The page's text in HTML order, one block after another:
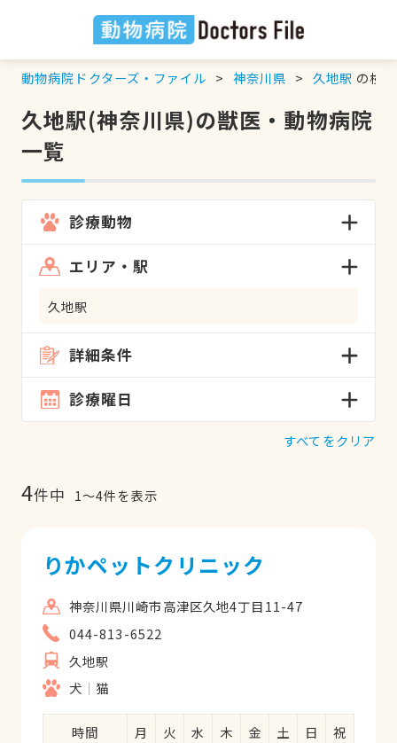
動物病院ドクターズ・ファイル 神奈川県 久地駅 の検
久地駅(神奈川県)の獣医・動物病院
一覧
診療動物
エリア・駅
久地駅
詳細条件
診療曜日
すべてをクリア
4件中 1〜4件を表示
りかペットクリニック
神奈川県川崎市高津区久地4丁目11-47
044-813-6522
久地駅
犬
猫
時間 月 火 水 木 金 土 日
祝